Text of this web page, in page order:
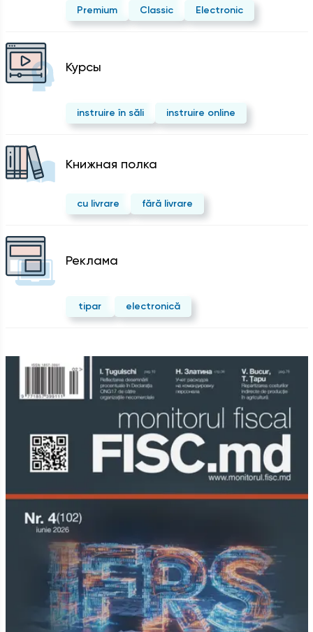
Premium Classic Electronic
Курсы
instruire în săli instruire online
Kнижная полка
cu livrare fără livrare
Реклама
tipar electronică